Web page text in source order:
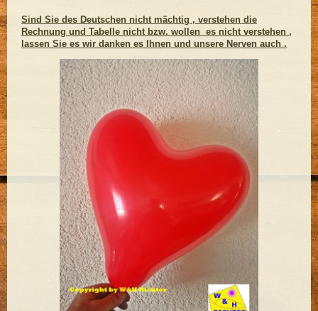
Sind Sie des Deutschen nicht mächtig , verstehen die
Rechnung und Tabelle nicht bzw. wollen es nicht verstehen ,
lassen Sie es wir danken es Ihnen und unsere Nerven auch .